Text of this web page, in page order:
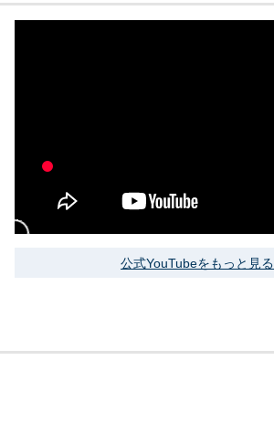
公式YouTubeをもっと見る